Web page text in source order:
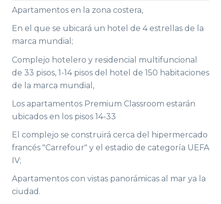
Apartamentos en la zona costera,
En el que se ubicará un hotel de 4 estrellas de la
marca mundial;
Complejo hotelero y residencial multifuncional
de 33 pisos, 1-14 pisos del hotel de 150 habitaciones
de la marca mundial,
Los apartamentos Premium Classroom estarán
ubicados en los pisos 14-33
El complejo se construirá cerca del hipermercado
francés "Carrefour" y el estadio de categoría UEFA
IV;
Apartamentos con vistas panorámicas al mar ya la
ciudad.